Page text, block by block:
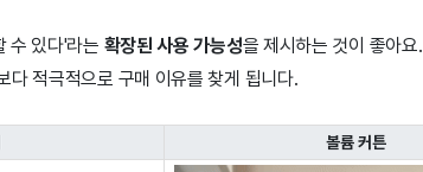
수 있다'라는 확장된 사용 가능성을 제시하는 것이 좋아요.
다 적극적으로 구매 이유를 찾게 됩니다.
볼륨 커튼